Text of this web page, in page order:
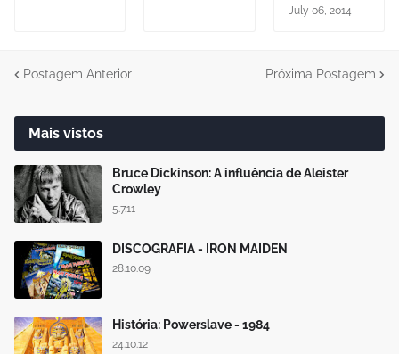
July 06, 2014
Postagem Anterior Próxima Postagem
Mais vistos
Bruce Dickinson: A influência de Aleister
Crowley
5.7.11
DISCOGRAFIA - IRON MAIDEN
28.10.09
História: Powerslave - 1984
24.10.12